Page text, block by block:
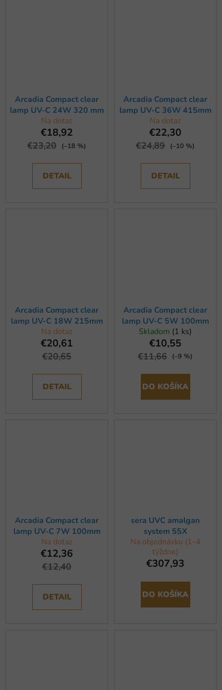
Arcadia Compact clear
lamp UV-C 24W 320 mm
Na dotaz
€18,92
€23,20 (–18 %)
DETAIL
Arcadia Compact clear
lamp UV-C 36W 415mm
Na dotaz
€22,30
€24,89 (–10 %)
DETAIL
Arcadia Compact clear
lamp UV-C 18W 215mm
Na dotaz
€20,61
€20,65
DETAIL
Arcadia Compact clear
lamp UV-C 5W 100mm
Skladom (1 ks)
€10,55
€11,66 (–9 %)
DO KOŠÍKA
Arcadia Compact clear
lamp UV-C 7W 100mm
Na dotaz
€12,36
€12,40
DETAIL
sera UVC amalgan
system 55X
Na objednávku (1-4
týždne)
€307,93
DO KOŠÍKA